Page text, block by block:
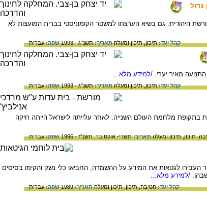
גדול
היהודית. גם בשיא הערצתו למשטר הקומוניסטי בברית המועצות לא
קהל יעד:תיכון,תיכון ומעלהתאריך:תשנ"ג - 1993 שפה:עברית
מאיר יערי. /למידע מלא...
קהל יעד:תיכון,תיכון ומעלהתאריך:תשנ"ג - 1993 שפה:עברית
בתקופת מלחמת העולם השנייה. לאחר עלייתה לישראל הייתה חיקה
תיכון,תיכון ומעלהתאריך:תשרי- אוקטובר, תשנ"ז - 1996 שפה:עברית
העבירו לגטאות את המידע על ההשמדה, החביאו כלי נשק והקימו בסיסים
/למידע מלא...
קהל יעד:חטיבה,תיכון,תיכון ומעלהתאריך:1989 שפה:עברית